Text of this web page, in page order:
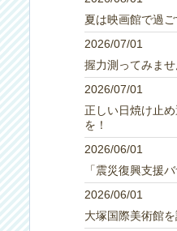
夏は映画館で過
2026/07/01
握力測ってみませ
2026/07/01
正しい日焼け止
を！
2026/06/01
「震災復興支援
2026/06/01
大塚国際美術館